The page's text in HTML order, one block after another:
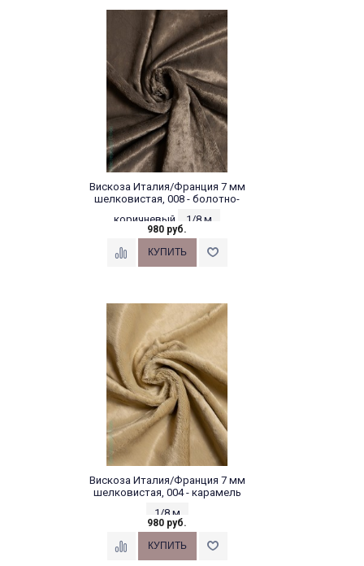
Вискоза Италия/Франция 7 мм
шелковистая, 008 - болотно-
коричневый
1/8 м
980 руб.
Вискоза Италия/Франция 7 мм
шелковистая, 004 - карамель
1/8 м
980 руб.